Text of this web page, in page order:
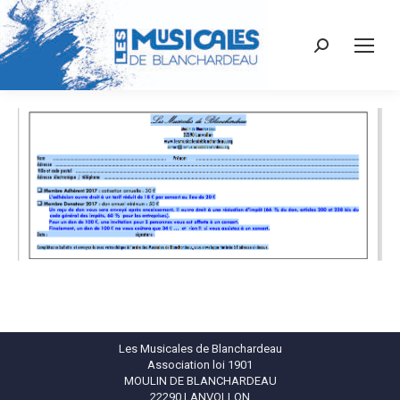
Recherche
Les Musicales de Blanchardeau
Association loi 1901
MOULIN DE BLANCHARDEAU
22290 LANVOLLON